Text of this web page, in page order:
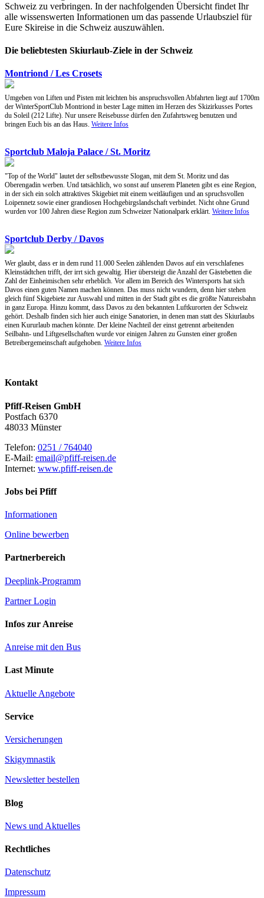
Schweiz zu verbringen. In der nachfolgenden Übersicht findet Ihr
alle wissenswerten Informationen um das passende Urlaubsziel für
Eure Skireise in die Schweiz auszuwählen.
Die beliebtesten Skiurlaub-Ziele in der Schweiz
Montriond / Les Crosets
Umgeben von Liften und Pisten mit leichten bis anspruchsvollen Abfahrten liegt auf 1700m
der WinterSportClub Montriond in bester Lage mitten im Herzen des Skizirkusses Portes
du Soleil (212 Lifte). Nur unsere Reisebusse dürfen den Zufahrtsweg benutzen und
bringen Euch bis an das Haus. Weitere Infos
Sportclub Maloja Palace / St. Moritz
"Top of the World" lautet der selbstbewusste Slogan, mit dem St. Moritz und das
Oberengadin werben. Und tatsächlich, wo sonst auf unserem Planeten gibt es eine Region,
in der sich ein solch attraktives Skigebiet mit einem weitläufigen und an spruchsvollen
Loipennetz sowie einer grandiosen Hochgebirgslandschaft verbindet. Nicht ohne Grund
wurden vor 100 Jahren diese Region zum Schweizer Nationalpark erklärt. Weitere Infos
Sportclub Derby / Davos
Wer glaubt, dass er in dem rund 11.000 Seelen zählenden Davos auf ein verschlafenes
Kleinstädtchen trifft, der irrt sich gewaltig. Hier übersteigt die Anzahl der Gästebetten die
Zahl der Einheimischen sehr erheblich. Vor allem im Bereich des Wintersports hat sich
Davos einen guten Namen machen können. Das muss nicht wundern, denn hier stehen
gleich fünf Skigebiete zur Auswahl und mitten in der Stadt gibt es die größte Natureisbahn
in ganz Europa. Hinzu kommt, dass Davos zu den bekannten Luftkurorten der Schweiz
gehört. Deshalb finden sich hier auch einige Sanatorien, in denen man statt des Skiurlaubs
einen Kururlaub machen könnte. Der kleine Nachteil der einst getrennt arbeitenden
Seilbahn- und Liftgesellschaften wurde vor einigen Jahren zu Gunsten einer großen
Betreibergemeinschaft aufgehoben. Weitere Infos
Kontakt
Pfiff-Reisen GmbH
Postfach 6370
48033 Münster
Telefon: 0251 / 764040
E-Mail: email@pfiff-reisen.de
Internet: www.pfiff-reisen.de
Jobs bei Pfiff
Informationen
Online bewerben
Partnerbereich
Deeplink-Programm
Partner Login
Infos zur Anreise
Anreise mit den Bus
Last Minute
Aktuelle Angebote
Service
Versicherungen
Skigymnastik
Newsletter bestellen
Blog
News und Aktuelles
Rechtliches
Datenschutz
Impressum